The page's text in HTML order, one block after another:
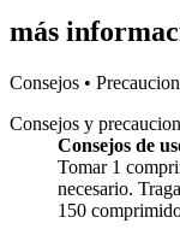
más
Consejos •
Consejos y
Consejos de
Tomar 1
necesario.
150